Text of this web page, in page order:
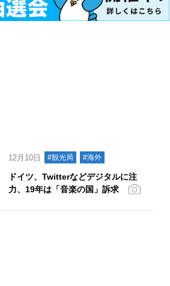
12月10日 #観光局 #海外
ドイツ、Twitterなどデジタルに注
力、19年は「音楽の国」訴求